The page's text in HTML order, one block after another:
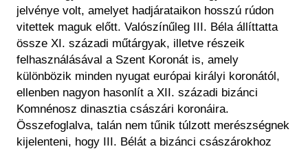
jelvénye volt, amelyet hadjárataikon hosszú rúdon
vitettek maguk előtt. Valószínűleg III. Béla állíttatta
össze XI. századi műtárgyak, illetve részeik
felhasználásával a Szent Koronát is, amely
különbözik minden nyugat európai királyi koronától,
ellenben nagyon hasonlít a XII. századi bizánci
Komnénosz dinasztia császári koronáira.
Összefoglalva, talán nem tűnik túlzott merészségnek
kijelenteni, hogy III. Bélát a bizánci császárokhoz